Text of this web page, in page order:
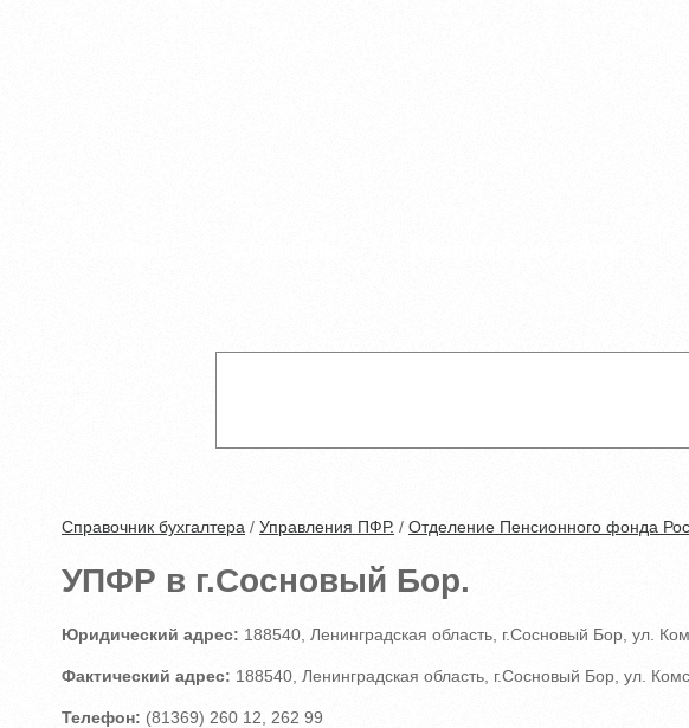
Справочник бухгалтера / Управления ПФР. / Отделение Пенсионного фонда
УПФР в г.Сосновый Бор.
Юридический адрес: 188540, Ленинградская область, г.Сосновый Бор, ул.
Фактический адрес: 188540, Ленинградская область, г.Сосновый Бор, ул.
Телефон: (81369) 260 12, 262 99